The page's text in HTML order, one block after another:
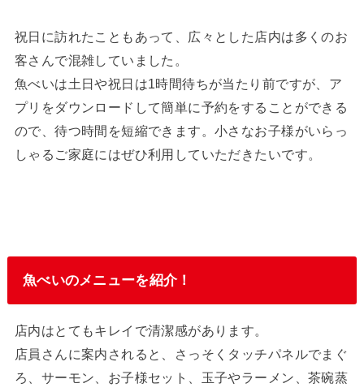
祝日に訪れたこともあって、広々とした店内は多くのお
客さんで混雑していました。
魚べいは土日や祝日は1時間待ちが当たり前ですが、ア
プリをダウンロードして簡単に予約をすることができる
ので、待つ時間を短縮できます。小さなお子様がいらっ
しゃるご家庭にはぜひ利用していただきたいです。
魚べいのメニューを紹介！
店内はとてもキレイで清潔感があります。
店員さんに案内されると、さっそくタッチパネルでまぐ
ろ、サーモン、お子様セット、玉子やラーメン、茶碗蒸